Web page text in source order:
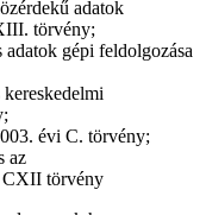
adatok
törvény;
gépi feldolgozása
évi C. törvény;
az
CXII törvény